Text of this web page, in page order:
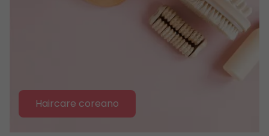
Haircare coreano